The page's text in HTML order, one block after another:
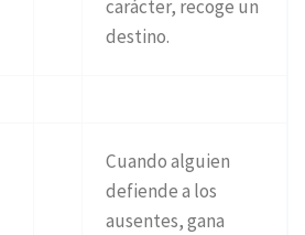
carácter, recoge un
destino.
Cuando alguien
defiende a los
ausentes, gana